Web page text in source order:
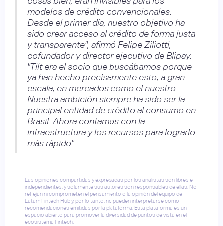
modelos de crédito convencionales.
Desde el primer día, nuestro objetivo ha
sido crear acceso al crédito de forma justa
y transparente", afirmó Felipe Ziliotti,
cofundador y director ejecutivo de Blipay.
"Tilt era el socio que buscábamos porque
ya han hecho precisamente esto, a gran
escala, en mercados como el nuestro.
Nuestra ambición siempre ha sido ser la
principal entidad de crédito al consumo en
Brasil. Ahora contamos con la
infraestructura y los recursos para lograrlo
más rápido".
Las opiniones compartidas y expresadas por los analistas son libres e
independientes, y solamente sus autores son responsables de ellas. No
reflejan ni comprometen el pensamiento o la opinión del equipo de
Latam Fintech Hub y, por lo tanto, no pueden interpretarse como
recomendaciones emitidas por la plataforma. Esta plataforma es un
espacio abierto para promover la diversidad de puntos de vista en el
ecosistema Fintech.